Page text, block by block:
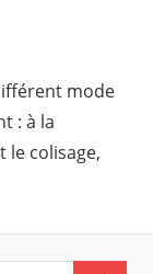
mode
: à la
le colisage,